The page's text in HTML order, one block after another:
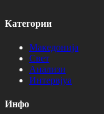
Категории
Македонија
Свет
Анализи
Интервјуа
Инфо